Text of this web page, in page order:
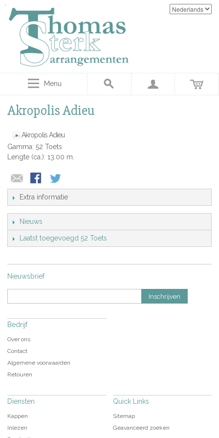
Menu
Akropolis Adieu
Akropolis Adieu
Gamma: 52 Toets
Lengte (ca.): 13.00 m.
Extra informatie
Nieuws
Laatst toegevoegd 52 Toets
Nieuwsbrief
Inschrijven
Bedrijf
Over ons
Contact
Algemene voorwaarden
Retouren
Diensten
Kappen
Inlezen
Quick Links
Sitemap
Geavanceerd zoeken